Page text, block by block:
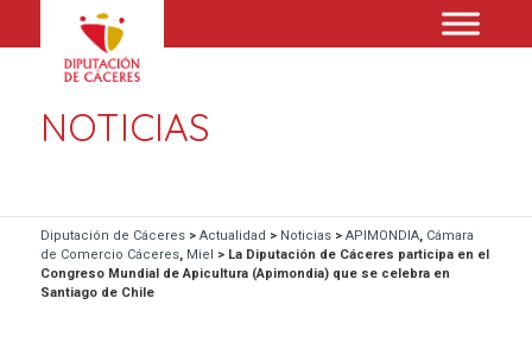
NOTICIAS
Diputación de Cáceres> Actualidad > Noticias> APIMONDIA, Cámara
de Comercio Cáceres, Miel > La Diputación de Cáceres participa en el
Congreso Mundial de Apicultura (Apimondia) que se celebra en
Santiago de Chile